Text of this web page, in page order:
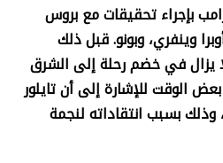
بإجراء تحقيقات مع بروس
وينفري، وبونو. قبل ذلك
يزال في خضم رحلة إلى الشرق
الوقت للإشارة إلى أن تايلور
بسبب انتقاداته لنجمة